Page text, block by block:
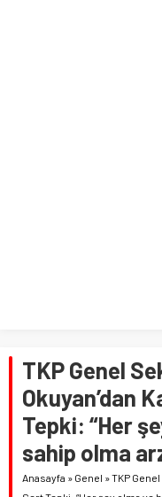
TKP Genel
Okuyan’dan
Tepki: “Her
sahip olma
Anasayfa » Genel »TKP